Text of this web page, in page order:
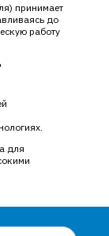
принимает
до
работу
для